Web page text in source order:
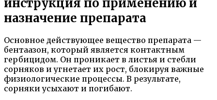
инструкция по применению и
назначение препарата
Основное действующее вещество препарата —
бентаазон, который является контактным
гербицидом. Он проникает в листья и стебли
сорняков и угнетает их рост, блокируя важные
физиологические процессы. В результате,
сорняки усыхают и погибают.